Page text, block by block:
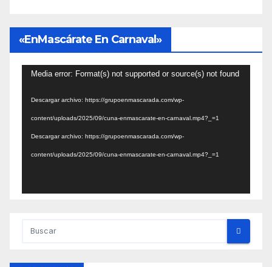
«EnMascárate En Carnaval»
Reproductor
Media error: Format(s) not supported or source(s) not found
Descargar archivo: https://grupoenmascarada.com/wp-
content/uploads/2025/09/cuna-enmascarate-en-carnaval.mp4?_=1
Descargar archivo: https://grupoenmascarada.com/wp-
content/uploads/2025/09/cuna-enmascarate-en-carnaval.mp4?_=1